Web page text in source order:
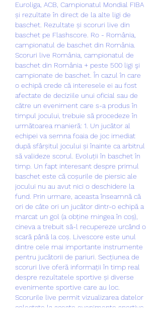
Euroliga, ACB, Campionatul Mondial FIBA
și rezultate în direct de la alte ligi de
baschet. Rezultate și scoruri live din
baschet pe Flashscore. Ro - România,
campionatul de baschet din România.
Scoruri live România, campionatul de
baschet din România + peste 500 ligi şi
campionate de baschet. În cazul în care
o echipă crede că interesele ei au fost
afectate de deciziile unui oficial sau de
către un eveniment care s-a produs în
timpul jocului, trebuie să procedeze în
următoarea manieră: 1. Un jucător al
echipei va semna foaia de joc imediat
după sfârșitul jocului și înainte ca arbitrul
să valideze scorul. Evoluții în baschet în
timp. Un fapt interesant despre primul
baschet este că coșurile de piersic ale
jocului nu au avut nici o deschidere la
fund. Prin urmare, aceasta înseamnă că
ori de câte ori un jucător dintr-o echipă a
marcat un gol (a obține mingea în coș),
cineva a trebuit să-l recupereze urcând o
scară până la coș. Livescore este unul
dintre cele mai importante instrumente
pentru jucătorii de pariuri. Secțiunea de
scoruri live oferă informații în timp real
despre rezultatele sportive și diverse
evenimente sportive care au loc.
Scorurile live permit vizualizarea datelor
colectate la aceste evenimente sportive,